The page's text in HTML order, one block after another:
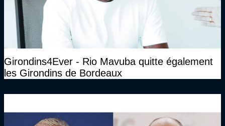
Girondins4Ever - Rio Mavuba quitte également
les Girondins de Bordeaux